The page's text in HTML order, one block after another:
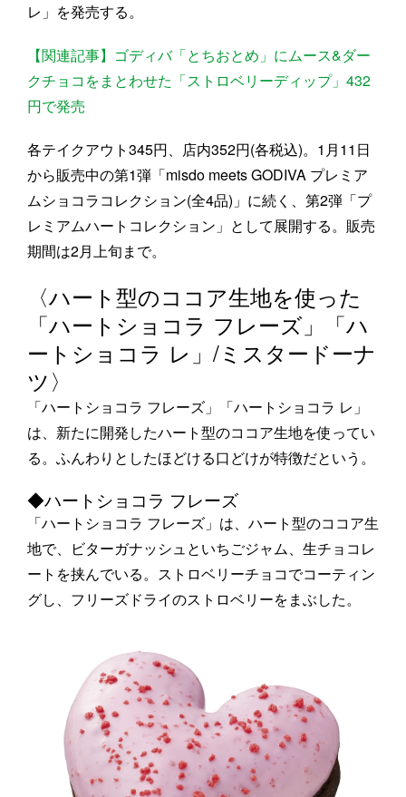
レ」を発売する。
【関連記事】ゴディバ「とちおとめ」にムース&ダー
クチョコをまとわせた「ストロベリーディップ」432
円で発売
各テイクアウト345円、店内352円(各税込)。1月11日
から販売中の第1弾「misdo meets GODIVA プレミア
ムショコラコレクション(全4品)」に続く、第2弾「プ
レミアムハートコレクション」として展開する。販売
期間は2月上旬まで。
〈ハート型のココア生地を使った
「ハートショコラ フレーズ」「ハ
ートショコラ レ」/ミスタードーナ
ツ〉
「ハートショコラ フレーズ」「ハートショコラ レ」
は、新たに開発したハート型のココア生地を使ってい
る。ふんわりとしたほどける口どけが特徴だという。
◆ハートショコラ フレーズ
「ハートショコラ フレーズ」は、ハート型のココア生
地で、ビターガナッシュといちごジャム、生チョコレ
ートを挟んでいる。ストロベリーチョコでコーティン
グし、フリーズドライのストロベリーをまぶした。